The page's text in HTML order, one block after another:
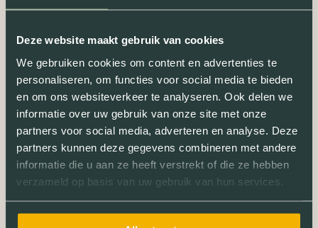
Deze website maakt gebruik van cookies
We gebruiken cookies om content en advertenties te
personaliseren, om functies voor social media te bieden
en om ons websiteverkeer te analyseren. Ook delen we
informatie over uw gebruik van onze site met onze
partners voor social media, adverteren en analyse. Deze
partners kunnen deze gegevens combineren met andere
informatie die u aan ze heeft verstrekt of die ze hebben
verzameld op basis van uw gebruik van hun services.